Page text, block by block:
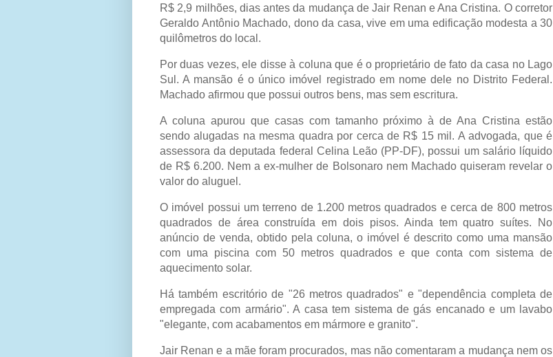
R$ 2,9 milhões, dias antes da mudança de Jair Renan e Ana Cristina. O corretor
Geraldo Antônio Machado, dono da casa, vive em uma edificação modesta a 30
quilômetros do local.
Por duas vezes, ele disse à coluna que é o proprietário de fato da casa no Lago
Sul. A mansão é o único imóvel registrado em nome dele no Distrito Federal.
Machado afirmou que possui outros bens, mas sem escritura.
A coluna apurou que casas com tamanho próximo à de Ana Cristina estão
sendo alugadas na mesma quadra por cerca de R$ 15 mil. A advogada, que é
assessora da deputada federal Celina Leão (PP-DF), possui um salário líquido
de R$ 6.200. Nem a ex-mulher de Bolsonaro nem Machado quiseram revelar o
valor do aluguel.
O imóvel possui um terreno de 1.200 metros quadrados e cerca de 800 metros
quadrados de área construída em dois pisos. Ainda tem quatro suítes. No
anúncio de venda, obtido pela coluna, o imóvel é descrito como uma mansão
com uma piscina com 50 metros quadrados e que conta com sistema de
aquecimento solar.
Há também escritório de "26 metros quadrados" e "dependência completa de
empregada com armário". A casa tem sistema de gás encanado e um lavabo
"elegante, com acabamentos em mármore e granito".
Jair Renan e a mãe foram procurados, mas não comentaram a mudança nem os